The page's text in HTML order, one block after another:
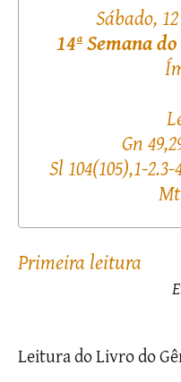
Sábado,
14ª Semana
Gn
Sl 104(105),1-
primeira leitura
Leitura do Livro do